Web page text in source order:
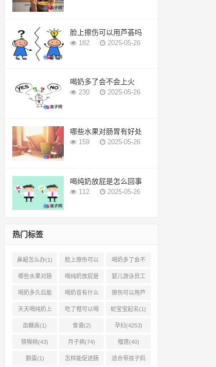
脸上擦伤可以用芦荟吗
182 2025-05-26
喝奶多了会不会上火
230 2025-05-26
哪些水果对肠胃有好处
159 2025-05-26
喝纯奶放屁是怎么回事
112 2025-05-26
热门标签
鼻衄怎么办(1) 脸上擦伤可以
用芦荟吗(1)
喝奶多了会不
会上火(2)
哪些水果对肠
胃有好处(1)
喝纯奶放屁是
怎么回事(1)
婴儿游泳员工
怎样提成(2)
喝奶多久后能
吃柿子(2)
喝奶昔有什么
好处(1)
擦伤可以用芦
荟胶吗(1)
天天喝纯奶上
火吗(1)
吃了橙可以喝
椰奶吗(2)
蛇宝宝起名(1)
血糖高(1) 食谱(2) 孕妇(4253)
猕猴桃(43) 月子病(74) 榴莲(40)
鹅蛋(1) 怎样能促进肠 适合带孩子妈